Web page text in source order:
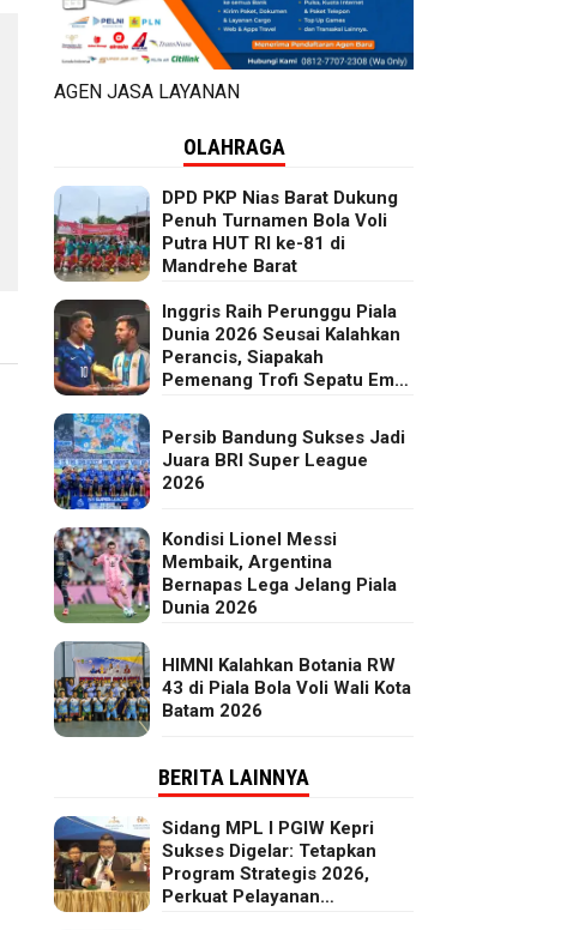
AGEN JASA LAYANAN
OLAHRAGA
DPD PKP Nias Barat Dukung
Penuh Turnamen Bola Voli
Putra HUT RI ke-81 di
Mandrehe Barat
Inggris Raih Perunggu Piala
Dunia 2026 Seusai Kalahkan
Perancis, Siapakah
Pemenang Trofi Sepatu Emas
Persib Bandung Sukses Jadi
Juara BRI Super League
2026
Kondisi Lionel Messi
Membaik, Argentina
Bernapas Lega Jelang Piala
Dunia 2026
HIMNI Kalahkan Botania RW
43 di Piala Bola Voli Wali Kota
Batam 2026
BERITA LAINNYA
Sidang MPL I PGIW Kepri
Sukses Digelar: Tetapkan
Program Strategis 2026,
Perkuat Pelayanan